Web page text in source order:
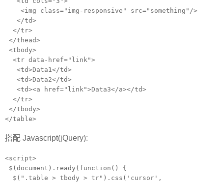
<img class="img-responsive" src="something"/>
</td>
</tr>
</thead>
<tbody>
<tr data-href="link">
<td>Data1</td>
<td>Data2</td>
<td><a href="link">Data3</a></td>
</tr>
</tbody>
</table>
搭配 Javascript(jQuery):
<script>
$(document).ready(function() {
$(".table > tbody > tr").css('cursor',